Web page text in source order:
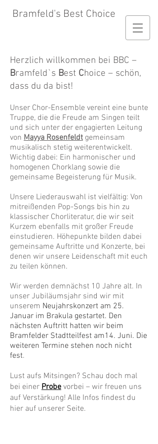
Bramfeld's Best Choice
Herzlich willkommen bei BBC –
Bramfeld`s Best Choice – schön,
dass du da bist!
Unser Chor-Ensemble vereint eine bunte
Truppe, die die Freude am Singen teilt
und sich unter der engagierten Leitung
von Mayya Rosenfeldt gemeinsam
musikalisch stetig weiterentwickelt.
Wichtig dabei: Ein harmonischer und
homogenen Chorklang sowie die
gemeinsame Begeisterung für Musik.
Unsere Liederauswahl ist vielfältig: Von
mitreißenden Pop-Songs bis hin zu
klassischer Chorliteratur, die wir seit
Kurzem ebenfalls mit großer Freude
einstudieren. Höhepunkte bilden dabei
gemeinsame Auftritte und Konzerte, bei
denen wir unsere Leidenschaft mit euch
zu teilen können.
Wir werden demnächst 10 Jahre alt. In
unser Jubiläumsjahr sind wir mit
unserem Neujahrskonzert am 25.
Januar im Brakula gestartet. Den
nächsten Auftritt hatten wir beim
Bramfelder Stadtteilfest am14. Juni. Die
weiteren Termine stehen noch nicht
fest.
Lust aufs Mitsingen? Schau doch mal
bei einer Probe vorbei – wir freuen uns
auf Verstärkung! Alle Infos findest du
hier auf unserer Seite.